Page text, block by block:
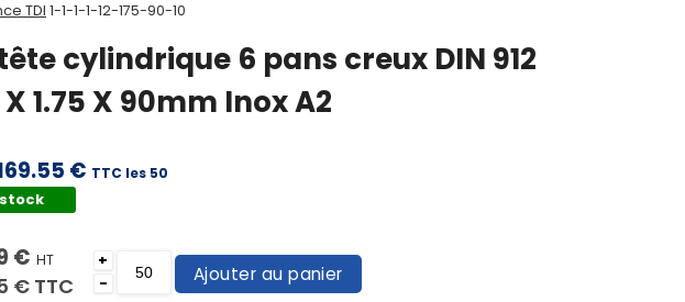
TDI 1-1-1-1-12-175-90-10
cylindrique 6 pans creux DIN 912
X 1.75 X 90mm Inox A2
€ TTC les 50
stock
€ HT
€ TTC
+
-
Ajouter au panier